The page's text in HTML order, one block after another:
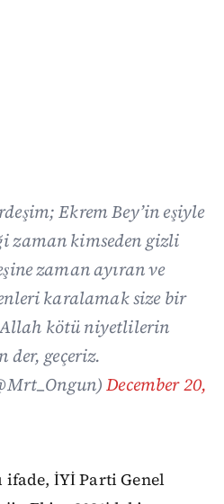
Ekrem Bey’in eşiyle
zaman kimseden gizli
zaman ayıran ve
karalamak size bir
Allah kötü niyetlilerin
geçeriz.
December 20,
ifade, İYİ Parti Genel